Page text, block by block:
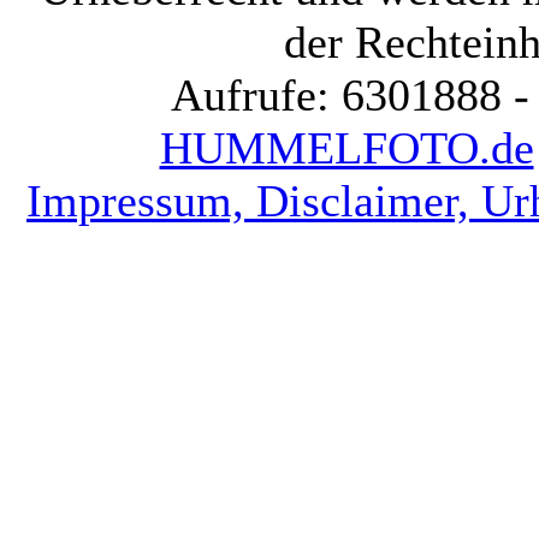
der
Aufrufe: 6301888
HUMMELFOTO.de
Impressum, Disclaimer,